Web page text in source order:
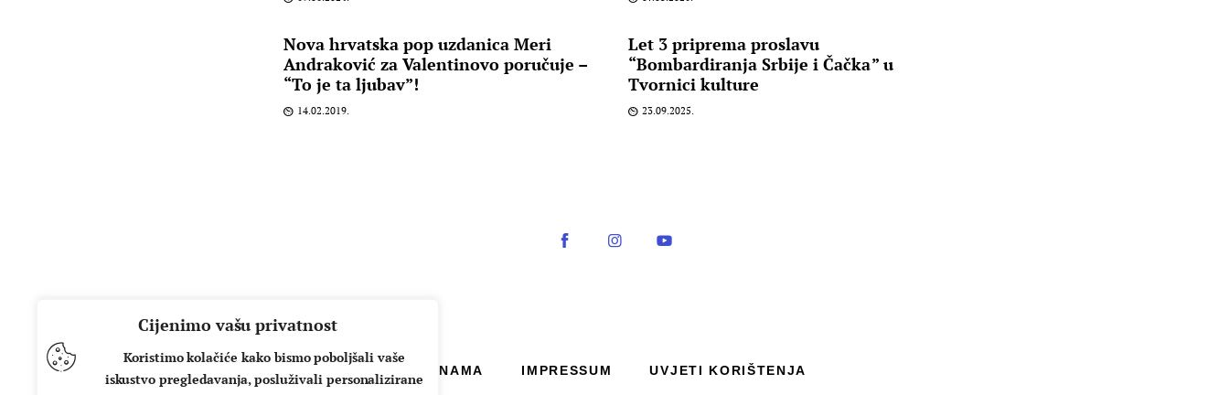
Cijenimo vašu privatnost
Koristimo kolačiće kako bismo poboljšali vaše
iskustvo pregledavanja, posluživali personalizirane
Nova hrvatska pop uzdanica Meri
Andraković za Valentinovo poručuje –
“To je ta ljubav”!
14.02.2019.
Let 3 priprema proslavu
“Bombardiranja Srbije i Čačka” u
Tvornici kulture
23.09.2025.
O NAMA IMPRESSUM UVJETI KORIŠTENJA